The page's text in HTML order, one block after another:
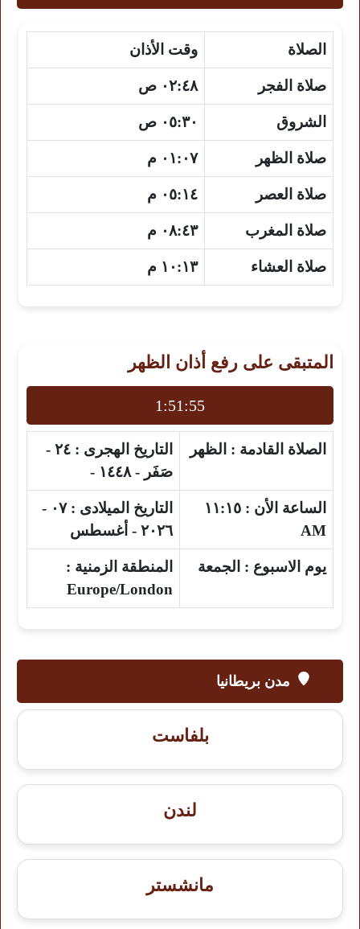
الصلاة وقت الأذان
صلاة الفجر ٠٢:٤٨ ص
الشروق ٠٥:٣٠ ص
صلاة الظهر ٠١:٠٧ م
صلاة العصر ٠٥:١٤ م
صلاة المغرب ٠٨:٤٣ م
صلاة العشاء ١٠:١٣ م
المتبقى على رفع أذان الظهر
1:51:54
الصلاة القادمة : الظهر التاريخ الهجرى :
٢٤ -
صَفَر - ١٤٤٨ -
الساعة الأن : ١١:١٥
AM
التاريخ الميلادى :
٠٧ -
٢٠٢٦ - أغسطس
يوم الاسبوع : الجمعة
المنطقة الزمنية :
Europe/London
مدن بريطانيا
بلفاست
لندن
مانشستر